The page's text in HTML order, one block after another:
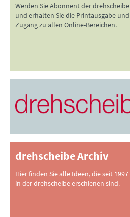
Werden Sie Abonnent der drehscheibe
und erhalten Sie die Printausgabe und
Zugang zu allen Online-Bereichen.
drehscheibe Archiv
Hier finden Sie alle Ideen, die seit 1997
in der drehscheibe erschienen sind.